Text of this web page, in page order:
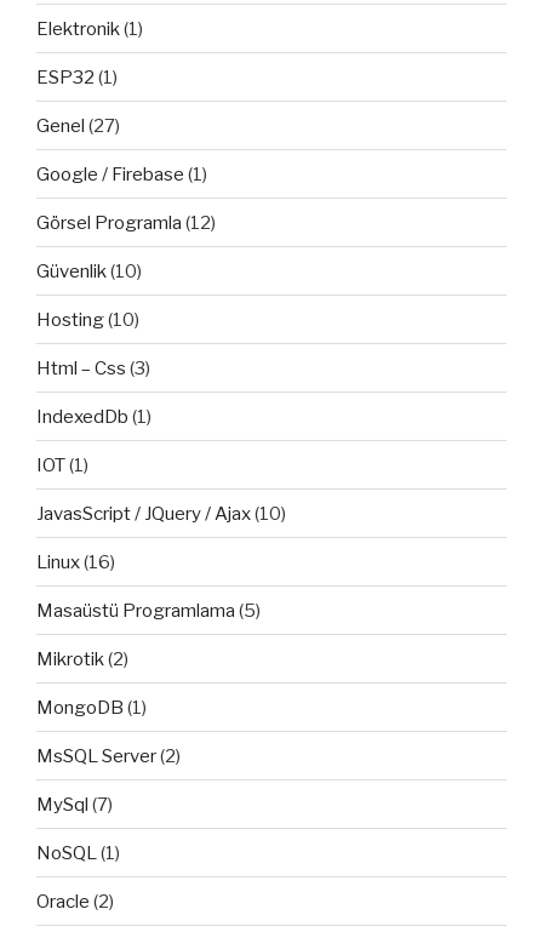
Elektronik(1)
ESP32 (1)
Genel (27)
Google / Firebase (1)
Görsel Programla (12)
Güvenlik(10)
Hosting(10)
Html – Css (3)
IndexedDb (1)
IOT(1)
JavasScript / JQuery / Ajax(10)
Linux(16)
Masaüstü Programlama (5)
Mikrotik(2)
MongoDB (1)
MsSQL Server(2)
MySql (7)
NoSQL(1)
Oracle (2)